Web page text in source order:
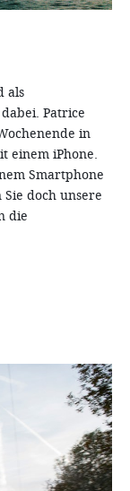
als
Patrice
in
einem iPhone.
Smartphone
doch unsere
die